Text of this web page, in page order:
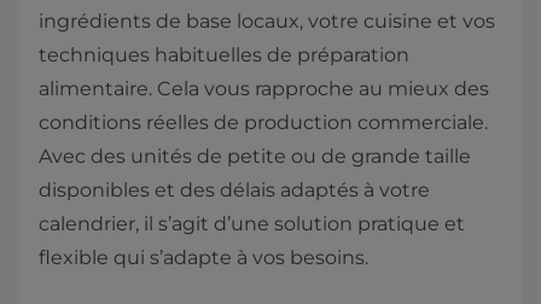
ingrédients de base locaux, votre cuisine et vos
techniques habituelles de préparation
alimentaire. Cela vous rapproche au mieux des
conditions réelles de production commerciale.
Avec des unités de petite ou de grande taille
disponibles et des délais adaptés à votre
calendrier, il s’agit d’une solution pratique et
flexible qui s’adapte à vos besoins.